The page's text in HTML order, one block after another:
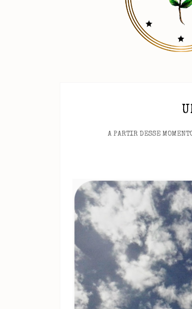
A PARTIR DESSE